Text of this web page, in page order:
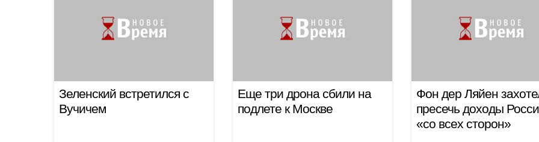
Зеленский встретился с
Вучичем
Еще три дрона сбили на
подлете к Москве
Фон дер Ляйен
пресечь доходы
«со всех сторон»